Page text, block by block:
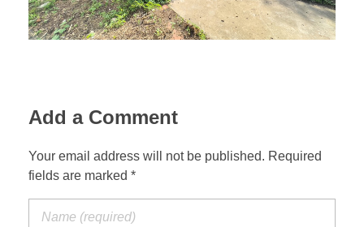
Add a Comment
Your email address will not be published. Required
fields are marked *